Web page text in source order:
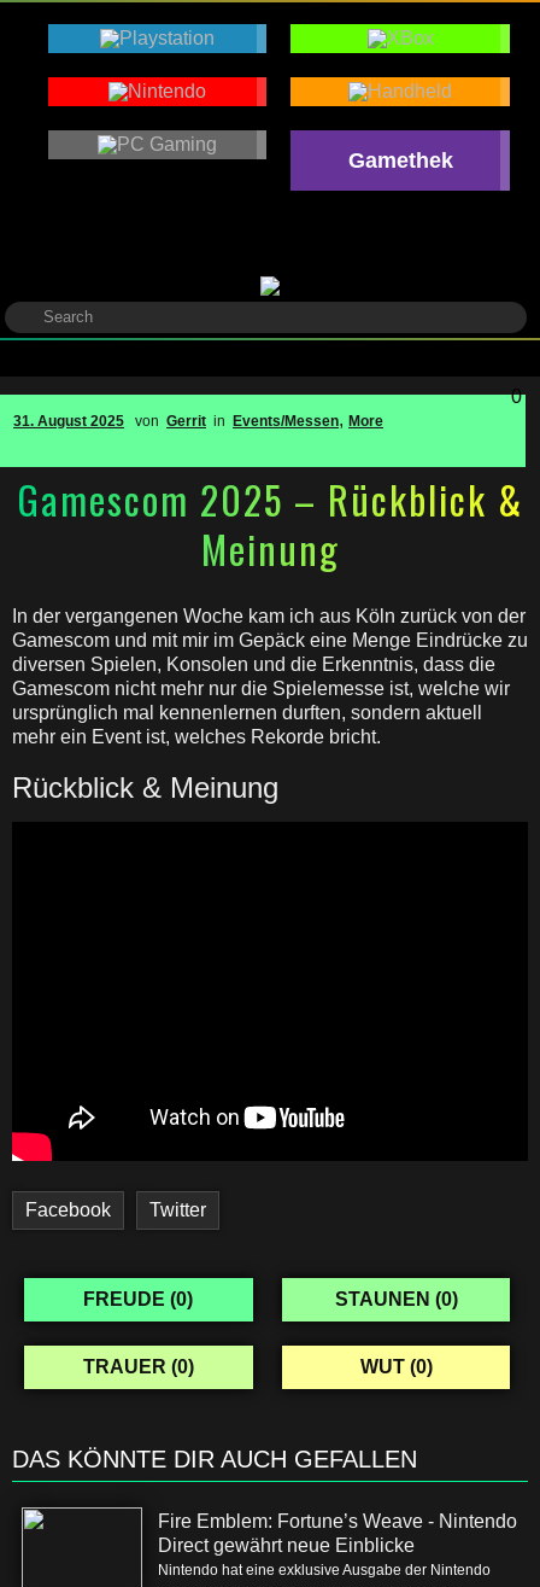
Gamethek
31. August 2025 von Gerrit in Events/Messen, More
0
Gamescom 2025 – Rückblick &
Meinung
In der vergangenen Woche kam ich aus Köln zurück von der
Gamescom und mit mir im Gepäck eine Menge Eindrücke zu
diversen Spielen, Konsolen und die Erkenntnis, dass die
Gamescom nicht mehr nur die Spielemesse ist, welche wir
ursprünglich mal kennenlernen durften, sondern aktuell
mehr ein Event ist, welches Rekorde bricht.
Rückblick & Meinung
Facebook Twitter
FREUDE (0) STAUNEN (0)
TRAUER (0) WUT (0)
DAS KÖNNTE DIR AUCH GEFALLEN
Fire Emblem: Fortune’s Weave - Nintendo
Direct gewährt neue Einblicke
Nintendo hat eine exklusive Ausgabe der Nintendo